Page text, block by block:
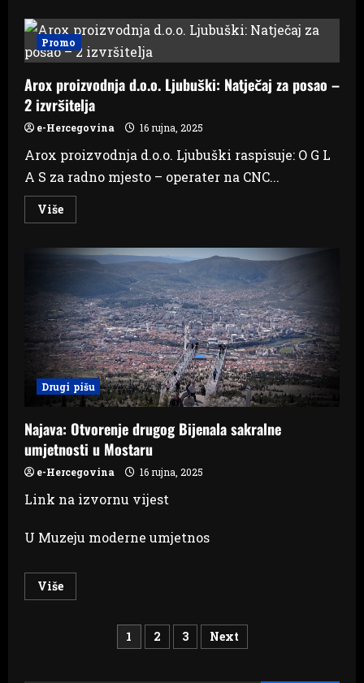
general
Ante
Roso,
bivši
Glavnog
stožera
HVO-
a
Promo
Arox proizvodnja d.o.o. Ljubuški: Natječaj za posao –
2 izvršitelja
e-Hercegovina 16 rujna, 2025
Arox proizvodnja d.o.o. Ljubuški raspisuje: O G L
A S za radno mjesto – operater na CNC...
VišeRead
more
proizvodnja
Ljubuški:
za
posao
–
2
izvršitelja
Drugi pišu
Najava: Otvorenje drugog Bijenala sakralne
umjetnosti u Mostaru
e-Hercegovina 16 rujna, 2025
Link na izvornu vijest
U Muzeju moderne umjetnos
VišeRead
more
Brojevi
stranica
1 2 3 Next